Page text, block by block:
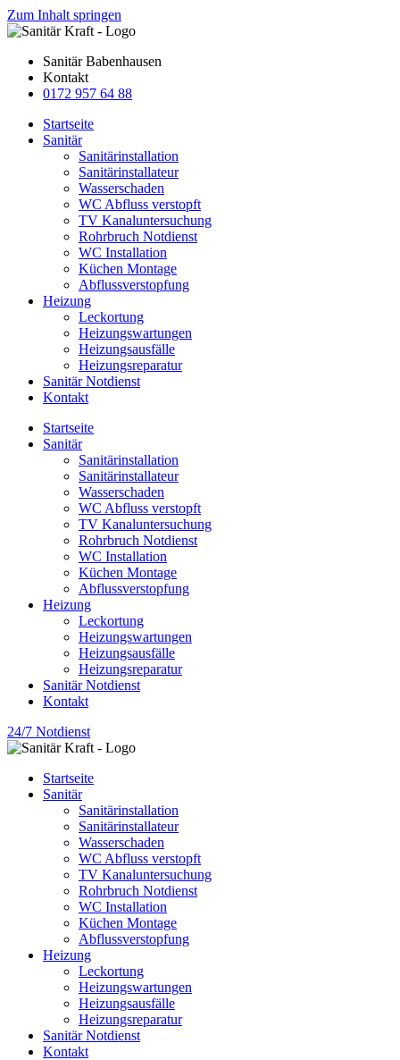
Zum Inhalt springen
Sanitär Babenhausen
Kontakt
0172 957 64 88
Startseite
Sanitär
Sanitärinstallation
Sanitärinstallateur
Wasserschaden
WC Abfluss verstopft
TV Kanaluntersuchung
Rohrbruch Notdienst
WC Installation
Küchen Montage
Abflussverstopfung
Heizung
Leckortung
Heizungswartungen
Heizungsausfälle
Heizungsreparatur
Sanitär Notdienst
Kontakt
Startseite
Sanitär
Sanitärinstallation
Sanitärinstallateur
Wasserschaden
WC Abfluss verstopft
TV Kanaluntersuchung
Rohrbruch Notdienst
WC Installation
Küchen Montage
Abflussverstopfung
Heizung
Leckortung
Heizungswartungen
Heizungsausfälle
Heizungsreparatur
Sanitär Notdienst
Kontakt
24/7 Notdienst
Startseite
Sanitär
Sanitärinstallation
Sanitärinstallateur
Wasserschaden
WC Abfluss verstopft
TV Kanaluntersuchung
Rohrbruch Notdienst
WC Installation
Küchen Montage
Abflussverstopfung
Heizung
Leckortung
Heizungswartungen
Heizungsausfälle
Heizungsreparatur
Sanitär Notdienst
Kontakt